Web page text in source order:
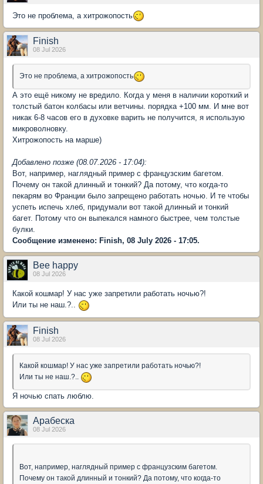
Это не проблема, а хитрожопость
Finish
08 Jul 2026
Это не проблема, а хитрожопость
А это ещё никому не вредило. Когда у меня в наличии короткий и
толстый батон колбасы или ветчины. порядка +100 мм. И мне вот
никак 6-8 часов его в духовке варить не получится, я использую
микроволновку.
Хитрожопость на марше)
Добавлено позже (08.07.2026 - 17:04):
Вот, например, наглядный пример с французским багетом.
Почему он такой длинный и тонкий? Да потому, что когда-то
пекарям во Франции было запрещено работать ночью. И те чтобы
успеть испечь хлеб, придумали вот такой длинный и тонкий
багет. Потому что он выпекался намного быстрее, чем толстые
булки.
Сообщение изменено: Finish, 08 July 2026 - 17:05.
Bee happy
08 Jul 2026
Какой кошмар! У нас уже запретили работать ночью?!
Или ты не наш.?..
Finish
08 Jul 2026
Какой кошмар! У нас уже запретили работать ночью?!
Или ты не наш.?..
Я ночью спать люблю.
Арабеска
08 Jul 2026
Вот, например, наглядный пример с французским багетом.
Почему он такой длинный и тонкий? Да потому, что когда-то